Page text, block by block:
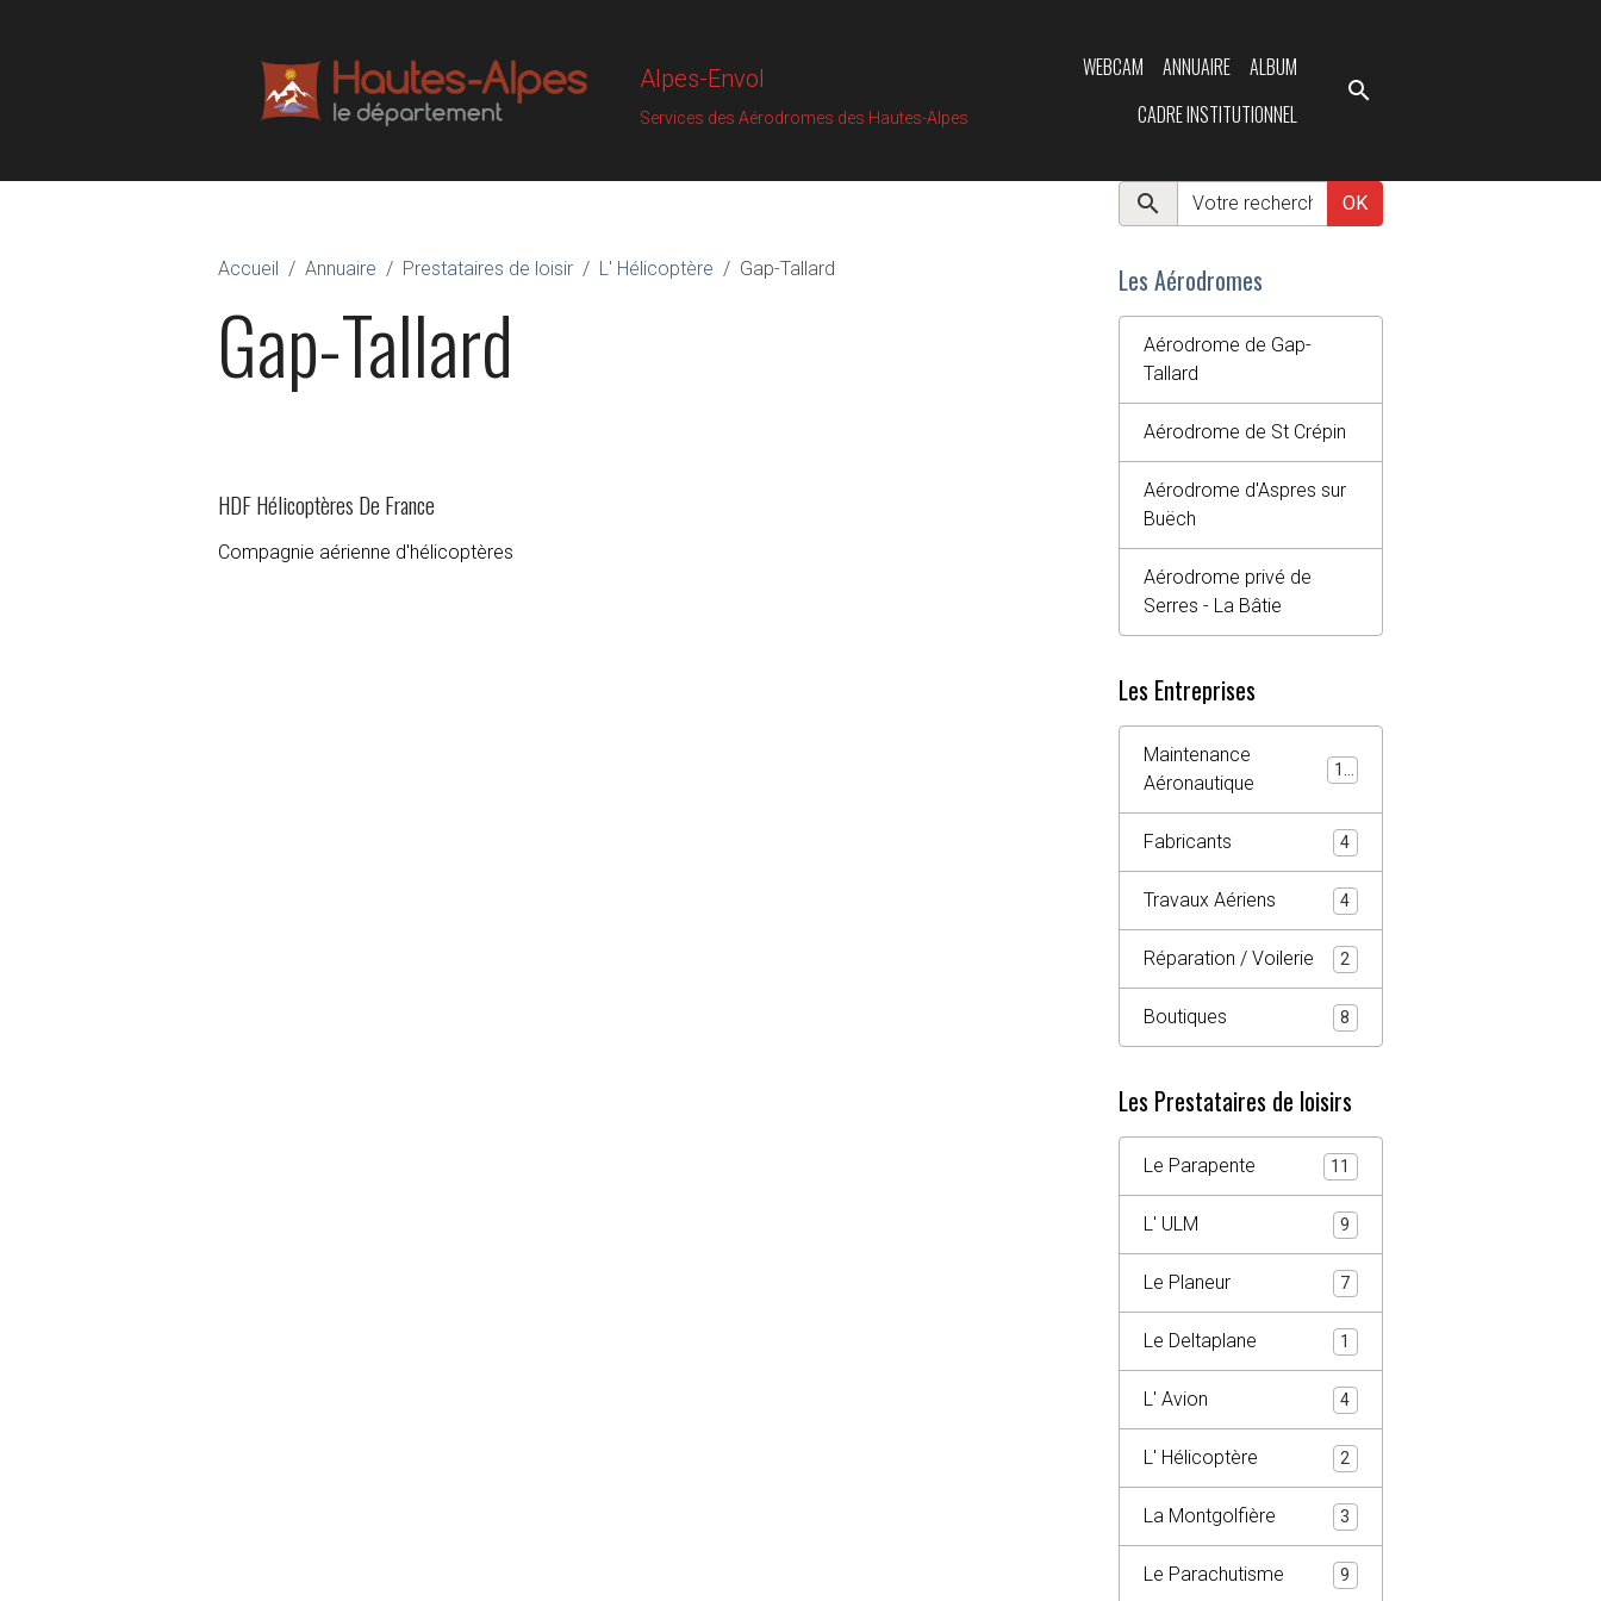
Alpes-Envol
Services des Aérodromes des Hautes-Alpes
WEBCAM ANNUAIRE
ALBUM
CADRE INSTITUTIONNEL
Accueil Annuaire Prestataires de loisir L' Hélicoptère Gap-Tallard
Gap-Tallard
HDF Hélicoptères De France
Compagnie aérienne d'hélicoptères
OK
Les Aérodromes
Aérodrome de Gap-
Tallard
Aérodrome de St Crépin
Aérodrome d'Aspres sur
Buëch
Aérodrome privé de
Serres - La Bâtie
Les Entreprises
Maintenance
Aéronautique
Fabricants 4
Travaux Aériens 4
Réparation / Voilerie 2
Boutiques 8
Les Prestataires de loisirs
Le Parapente 11
L' ULM 9
Le Planeur 7
Le Deltaplane 1
L' Avion 4
L' Hélicoptère 2
La Montgolfière 3
Le Parachutisme 9